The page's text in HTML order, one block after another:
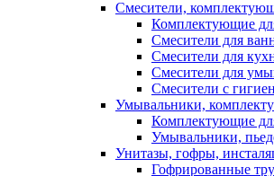
Смесители,
Комплектующие
Смесители для
Смесители для
Смесители для
Смесители с
Умывальники,
Комплектующие
Умывальники,
Унитазы, гофры,
Гофрированные